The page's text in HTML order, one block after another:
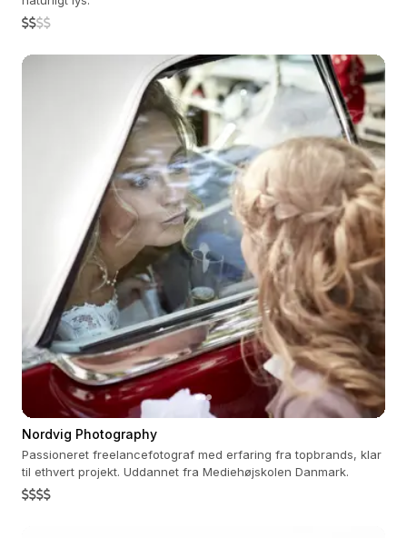
Nordvig Photography
Passioneret freelancefotograf med erfaring fra topbrands, klar
til ethvert projekt. Uddannet fra Mediehøjskolen Danmark.